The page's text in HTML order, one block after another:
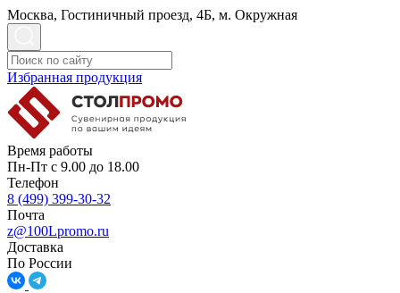
Москва, Гостиничный проезд, 4Б, м. Окружная
Избранная продукция
Время работы
Пн-Пт с 9.00 до 18.00
Телефон
8 (499) 399-30-32
Почта
z@100Lpromo.ru
Доставка
По России